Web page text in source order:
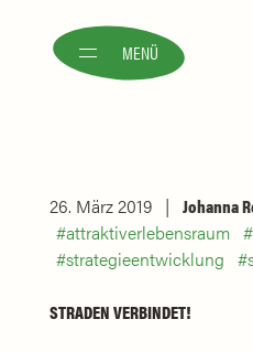
MENÜ
26. März 2019
Johanna
attraktiverlebensraum
strategieentwicklung
STRADEN VERBINDET!